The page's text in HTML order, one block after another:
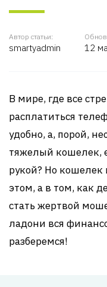
Автор статьи:
smartyadmin 12
В мире, где все
расплатиться
удобно, а, порой,
тяжелый кошелек,
рукой? Но
этом, а в том, как
стать жертвой
ладони вся
разберемся!